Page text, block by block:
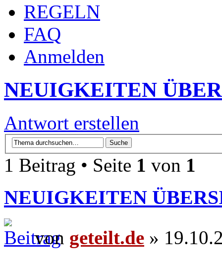
REGELN
FAQ
Anmelden
NEUIGKEITEN
Antwort erstellen
1 Beitrag • Seite 1 von 1
NEUIGKEITEN
von geteilt.de »